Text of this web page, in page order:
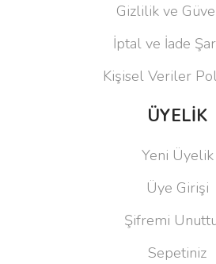
Gizlilik ve
İptal ve İade
Kişisel Veriler
ÜYELİK
Yeni Üyelik
Üye Girişi
Şifremi
Sepetiniz